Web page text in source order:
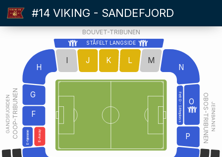
#14 VIKING - SANDEFJORD
J K L M
N
Felt O - Sitteplass
P
F
G
H
E-Away
E-hjemme
O
STÅFELT LANGSIDE
BOUVET-TRIBUNEN
OBOS-TRIBUNENJERNBANEN
COOP-TRIBUNEN
GANDSFJORDEN